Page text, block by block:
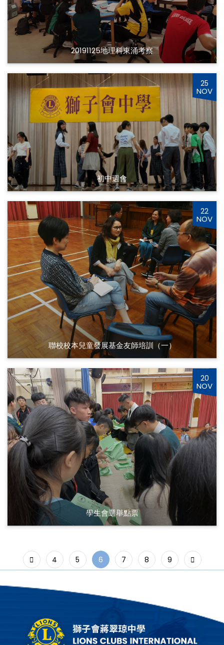
20191125地理科東涌考察
初中週會
25
NOV
聯校校本兒童發展基金友師培訓（一）
22
NOV
學生會選舉點票
20
NOV
4 5 6 7 8 9